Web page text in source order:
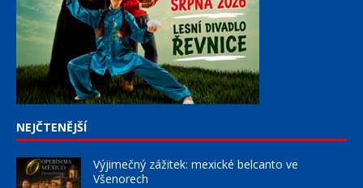
NEJČTENĚJŠÍ
Výjimečný zážitek: mexické belcanto ve
Všenorech